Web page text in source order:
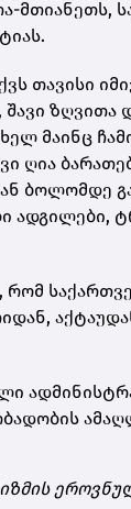
მთიანეთს,
თავისი
ზღვითა
მაინც
ღია
ბოლომდე
ადგილები,
რომ